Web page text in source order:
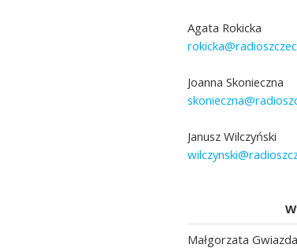
Agata Rokicka
Joanna Skonieczna
Janusz Wilczyński
Małgorzata